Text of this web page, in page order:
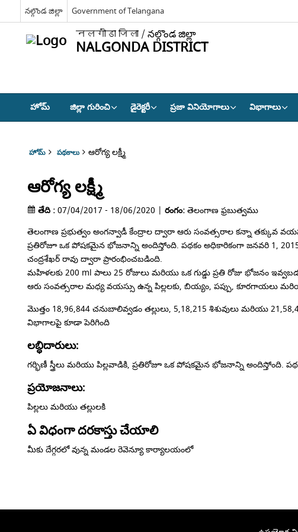
నల్గొండ జిల్లా Government of Telangana
नलगोंडा जिला / నల్గొండ జిల్లా
NALGONDA DISTRICT
హోమ్ జిల్లా గురించి డైరెక్టరీ ప్రజా వినియోగాలు విభాగాలు
హోమ్ పథకాలు ఆరోగ్య లక్ష్మీ
ఆరోగ్య లక్ష్మీ
తేది :07/04/2017 - 18/06/2020 |రంగం:తెలంగాణ ఫ్రబుత్వము
తెలంగాణ ప్రభుత్వం అంగన్వాడీ కేంద్రాల ద్వారా ఆరు సంవత్సరాల కన్నా తక్కువ
ప్రతిరోజూ ఒక పోషకమైన భోజనాన్ని అందిస్తోంది. పథకం అధికారికంగా జనవరి 1,
చంద్రశేఖర్ రావు ద్వారా ప్రారంభించబడింది.
మహిళలకు 200 ml పాలు 25 రోజులు మరియు ఒక గుడ్డు ప్రతి రోజు భోజనం
ఆరు సంవత్సరాల మధ్య వయస్సు ఉన్న పిల్లలకు, బియ్యం, పప్పు, కూరగాయలు
మొత్తం 18,96,844 చనుబాలివ్వడం తల్లులు, 5,18,215 శిశువులు మరియు
విభాగాలపై కూడా పెరిగింది
లబ్ధిదారులు:
గర్భిణీ స్త్రీలు మరియు పిల్లవాడికి, ప్రతిరోజూ ఒక పోషకమైన భోజనాన్ని అందిస్తోంది.
ప్రయోజనాలు:
పిల్లలు మరియు తల్లులకి
ఏ విధంగా దరకాస్తు చేయాలి
మీకు దేగ్గరలో వున్న మండల రెవెన్యూ కార్యాలయంలో